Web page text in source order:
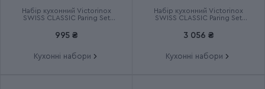
Набір кухонний Victorinox
SWISS CLASSIC Paring Set
995 ₴
Кухонні набори
Набір кухонний Victorinox
SWISS CLASSIC Paring Set
3 056 ₴
Кухонні набори